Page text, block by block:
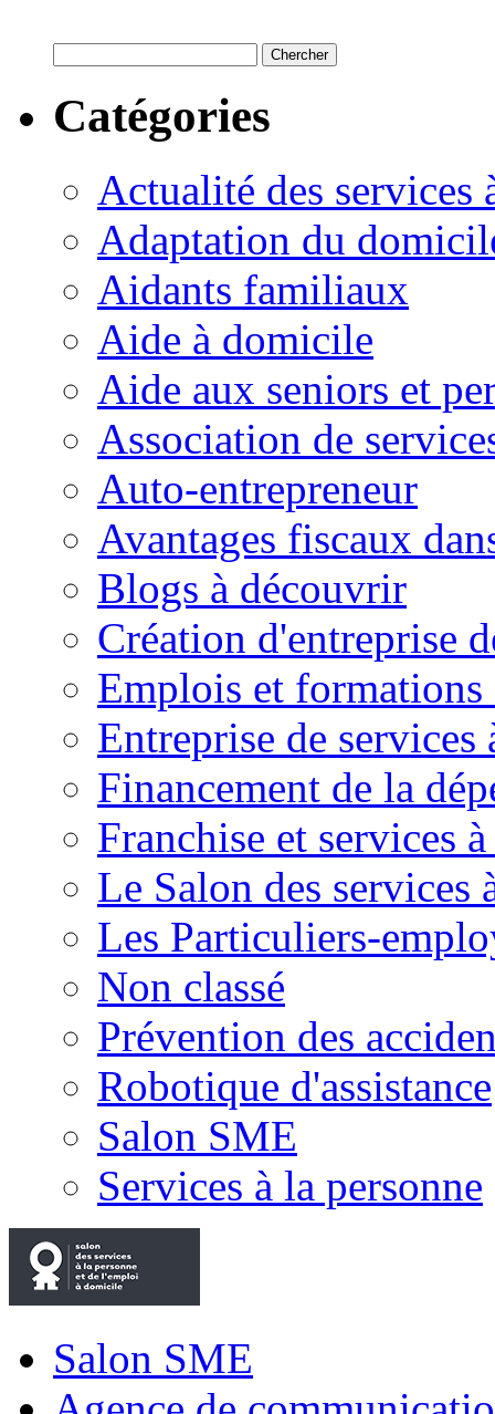
Catégories
Actualité des services
Adaptation du
Aidants familiaux
Aide à domicile
Aide aux seniors et
Association de
Auto-entrepreneur
Avantages fiscaux
Blogs à découvrir
Création d'entreprise
Emplois et formations
Entreprise de services
Financement de la
Franchise et services
Le Salon des services
Les Particuliers-
Non classé
Prévention des
Robotique d'assistance
Salon SME
Services à la personne
Salon SME